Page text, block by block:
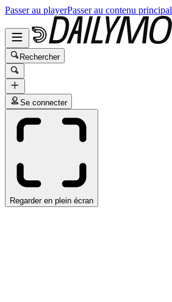
Passer au playerPasser au contenu principal
Rechercher
Se connecter
Regarder en plein écran